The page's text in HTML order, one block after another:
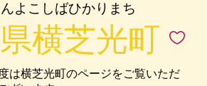
よこしばひかりまち
横芝光町
は横芝光町のページをご覧いただ